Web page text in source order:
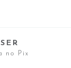
no Pix